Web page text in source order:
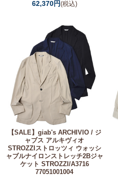
62,370円(税込)
【SALE】 giab's ARCHIVIO / ジ
ャブス アルキヴィオ
STROZZIストロッツィ ウォッシ
ャブルナイロンストレッチ2Bジャ
ケット STROZZI/A3716
77051001004